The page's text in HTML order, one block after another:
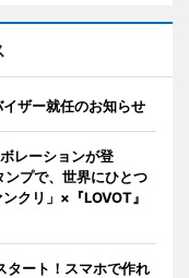
イザー就任のお知らせ
レーションが登
ンプで、世界にひとつ
クリ」×『LOVOT』
タート！スマホで作れ